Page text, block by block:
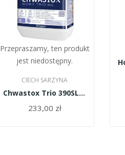
Przepraszamy, ten produkt
jest niedostępny.
CIECH SARZYNA
Chwastox Trio 390SL 5l
233,00 zł